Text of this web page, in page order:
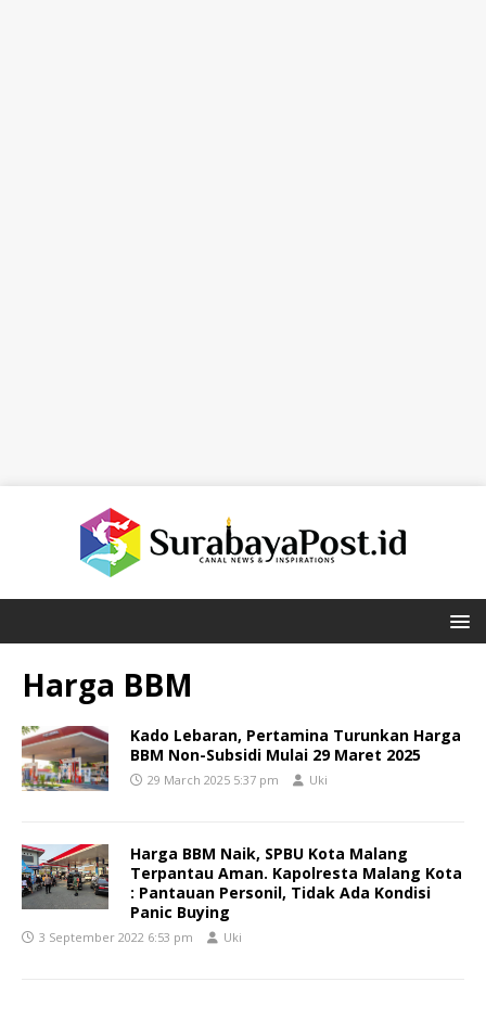
Harga BBM
Kado Lebaran, Pertamina Turunkan Harga
BBM Non-Subsidi Mulai 29 Maret 2025
29 March 2025 5:37 pm Uki
Harga BBM Naik, SPBU Kota Malang
Terpantau Aman. Kapolresta Malang Kota
: Pantauan Personil, Tidak Ada Kondisi
Panic Buying
3 September 2022 6:53 pm Uki